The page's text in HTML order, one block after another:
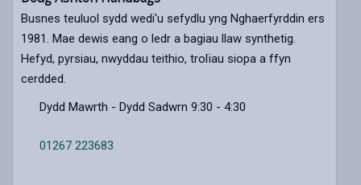
Busnes teuluol sydd wedi'u sefydlu yng Nghaerfyrddin ers
1981. Mae dewis eang o ledr a bagiau llaw synthetig.
Hefyd, pyrsiau, nwyddau teithio, trolïau siopa a ffyn
cerdded.
Dydd Mawrth - Dydd Sadwrn 9:30 - 4:30
01267 223683